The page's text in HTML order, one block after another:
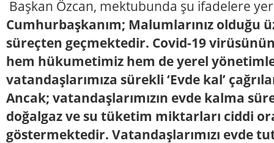
Başkan Özcan, mektubunda şu ifadelere
Cumhurbaşkanım; Malumlarınız olduğu
süreçten geçmektedir. Covid-19
hem hükumetimiz hem de yerel
vatandaşlarımıza sürekli ‘Evde kal’
Ancak; vatandaşlarımızın evde kalma
doğalgaz ve su tüketim miktarları ciddi
göstermektedir. Vatandaşlarımızı evde